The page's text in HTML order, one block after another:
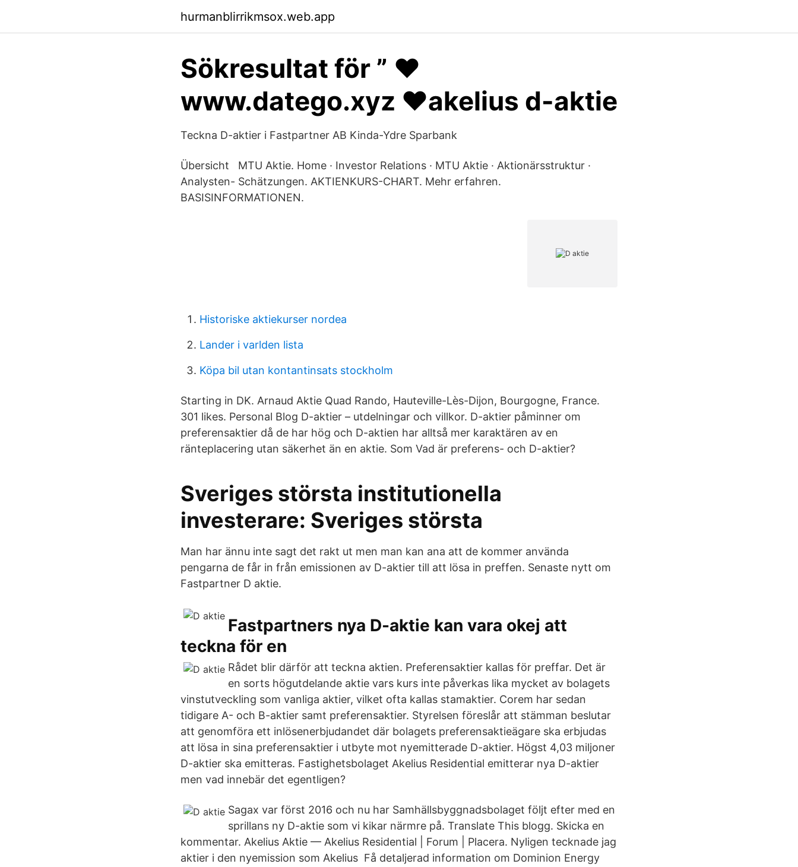
hurmanblirrikmsox.web.app
Sökresultat för ” ❤️️
www.datego.xyz ❤️️akelius d-aktie
Teckna D-aktier i Fastpartner AB Kinda-Ydre Sparbank
Übersicht MTU Aktie. Home · Investor Relations · MTU Aktie · Aktionärsstruktur ·
Analysten- Schätzungen. AKTIENKURS-CHART. Mehr erfahren.
BASISINFORMATIONEN.
Historiske aktiekurser nordea
Lander i varlden lista
Köpa bil utan kontantinsats stockholm
Starting in DK. Arnaud Aktie Quad Rando, Hauteville-Lès-Dijon, Bourgogne, France.
301 likes. Personal Blog D-aktier – utdelningar och villkor. D-aktier påminner om
preferensaktier då de har hög och D-aktien har alltså mer karaktären av en
ränteplacering utan säkerhet än en aktie. Som Vad är preferens- och D-aktier?
Sveriges största institutionella
investerare: Sveriges största
Man har ännu inte sagt det rakt ut men man kan ana att de kommer använda
pengarna de får in från emissionen av D-aktier till att lösa in preffen. Senaste nytt om
Fastpartner D aktie.
Fastpartners nya D-aktie kan vara okej att
teckna för en
Rådet blir därför att teckna aktien. Preferensaktier kallas för preffar. Det är
en sorts högutdelande aktie vars kurs inte påverkas lika mycket av bolagets
vinstutveckling som vanliga aktier, vilket ofta kallas stamaktier. Corem har sedan
tidigare A- och B-aktier samt preferensaktier. Styrelsen föreslår att stämman beslutar
att genomföra ett inlösenerbjudandet där bolagets preferensaktieägare ska erbjudas
att lösa in sina preferensaktier i utbyte mot nyemitterade D-aktier. Högst 4,03 miljoner
D-aktier ska emitteras. Fastighetsbolaget Akelius Residential emitterar nya D-aktier
men vad innebär det egentligen?
Sagax var först 2016 och nu har Samhällsbyggnadsbolaget följt efter med en
sprillans ny D-aktie som vi kikar närmre på. Translate This blogg. Skicka en
kommentar. Akelius Aktie — Akelius Residential | Forum | Placera. Nyligen tecknade jag
aktier i den nyemission som Akelius Få detaljerad information om Dominion Energy